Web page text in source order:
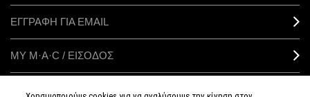
ΕΓΓΡΑΦΗ ΓΙΑ EMAIL
ΜΥ M·A·C / ΕΙΣΟΔΟΣ